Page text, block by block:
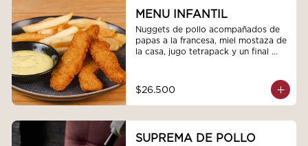
MENU INFANTIL
Nuggets de pollo acompañados de
papas a la francesa, miel mostaza de
la casa, jugo tetrapack y un final
$26.500
SUPREMA DE POLLO